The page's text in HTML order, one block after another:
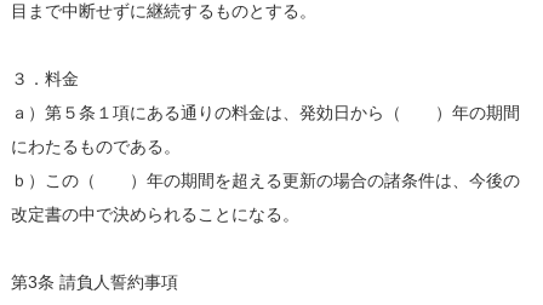
目まで中断せずに継続するものとする。
３．料金
ａ）第５条１項にある通りの料金は、発効日から（ ）年の期間
にわたるものである。
ｂ）この（ ）年の期間を超える更新の場合の諸条件は、今後の
改定書の中で決められることになる。
第3条 請負人誓約事項